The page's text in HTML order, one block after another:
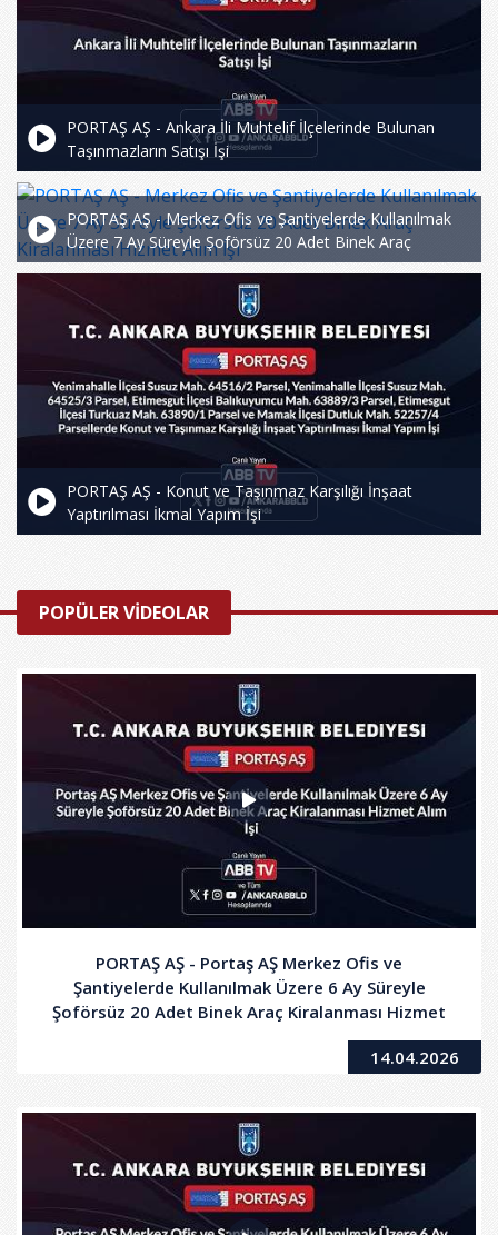
PORTAŞ AŞ - Ankara İli Muhtelif İlçelerinde Bulunan
Taşınmazların Satışı İşi
PORTAŞ AŞ - Merkez Ofis ve Şantiyelerde Kullanılmak
Üzere 7 Ay Süreyle Şoförsüz 20 Adet Binek Araç
Kiralanması Hizmet Alım İşi
PORTAŞ AŞ - Konut ve Taşınmaz Karşılığı İnşaat
Yaptırılması İkmal Yapım İşi
POPÜLER VİDEOLAR
PORTAŞ AŞ - Portaş AŞ Merkez Ofis ve
Şantiyelerde Kullanılmak Üzere 6 Ay Süreyle
Şoförsüz 20 Adet Binek Araç Kiralanması Hizmet
14.04.2026